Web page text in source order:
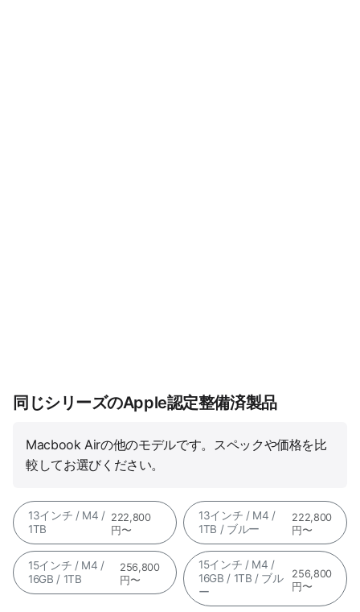
同じシリーズのApple認定整備済製品
Macbook Airの他のモデルです。スペックや価格を比
較してお選びください。
13インチ / M4 /
1TB
222,800
円〜
13インチ / M4 /
1TB / ブルー
222,800
円〜
15インチ / M4 /
16GB / 1TB
256,800
円〜
15インチ / M4 /
16GB / 1TB / ブル
ー
256,800
円〜